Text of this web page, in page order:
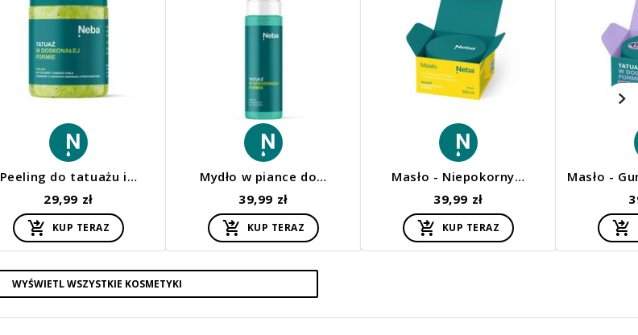
Peeling do tatuażu i…
29,99 zł
KUP TERAZ
Mydło w piance do…
39,99 zł
KUP TERAZ
Masło - Niepokorny…
39,99 zł
KUP TERAZ
Masło -
WYŚWIETL WSZYSTKIE KOSMETYKI